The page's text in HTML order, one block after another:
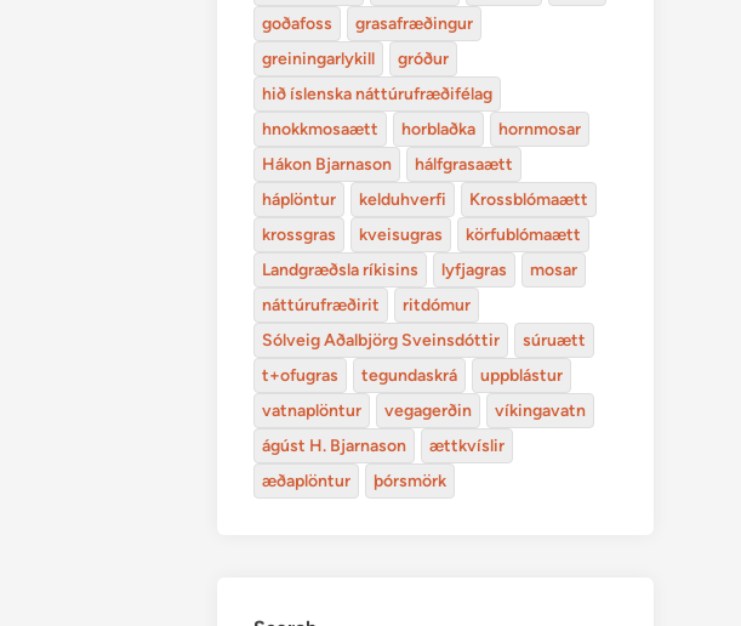
goðafoss
grasafræðingur
greiningarlykill
gróður
hið íslenska náttúrufræðifélag
hnokkmosaætt
horblaðka
hornmosar
Hákon Bjarnason
hálfgrasaætt
háplöntur
kelduhverfi
Krossblómaætt
krossgras
kveisugras
körfublómaætt
Landgræðsla ríkisins
lyfjagras
mosar
náttúrufræðirit
ritdómur
Sólveig Aðalbjörg Sveinsdóttir
súruætt
t+ofugras
tegundaskrá
uppblástur
vatnaplöntur
vegagerðin
víkingavatn
ágúst H. Bjarnason
ættkvíslir
æðaplöntur
þórsmörk